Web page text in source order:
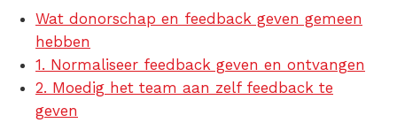
Wat donorschap en feedback geven gemeen
hebben
1. Normaliseer feedback geven en ontvangen
2. Moedig het team aan zelf feedback te
geven